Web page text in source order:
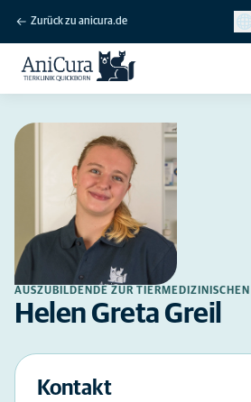
Zurück zu anicura.de
AUSZUBILDENDE ZUR TIERMEDIZINISCHEN
Helen Greta Greil
Kontakt